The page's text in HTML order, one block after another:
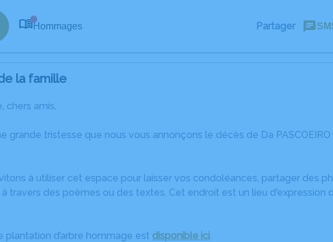
Hommages Partager
la famille
chers amis,
grande tristesse que nous vous annonçons le décès de Da
à utiliser cet espace pour laisser vos condoléances, partager des
travers des poèmes ou des textes. Cet endroit est un lieu d'expression
plantation d’arbre hommage est disponible ici.